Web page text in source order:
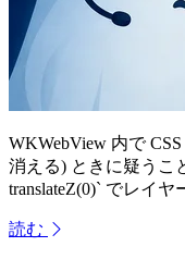
WKWebView 内で
消える) ときに疑うこ
translateZ(0)` でレイヤ
読む